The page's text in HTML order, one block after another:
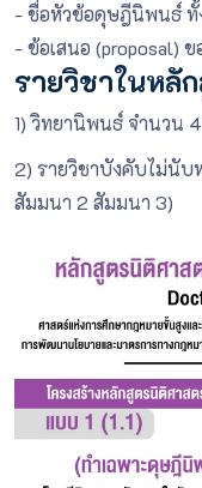
- ชื่อหัวข้อดุษฎีนิพนธ์ ทั้
- ข้อเสนอ (proposal)
รายวิชาในหลั
1) วิทยานิพนธ์ จำนวน
2) รายวิชาบังคับไม่นับ
สัมมนา 2 สัมมนา 3)